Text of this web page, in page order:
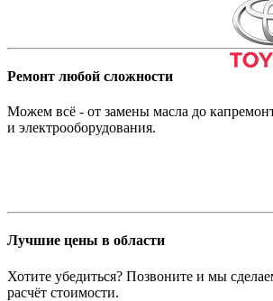
Ремонт любой сложности
Можем всё - от замены масла до
и электрооборудования.
Лучшие цены в области
Хотите убедиться? Позвоните и мы
расчёт стоимости.